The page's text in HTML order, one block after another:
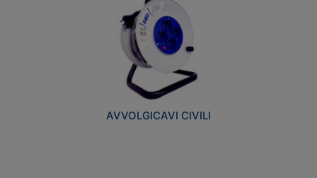
AVVOLGICAVI CIVILI